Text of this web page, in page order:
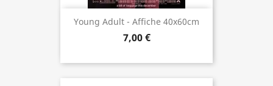
Young Adult - Affiche 40x60cm
7,00 €